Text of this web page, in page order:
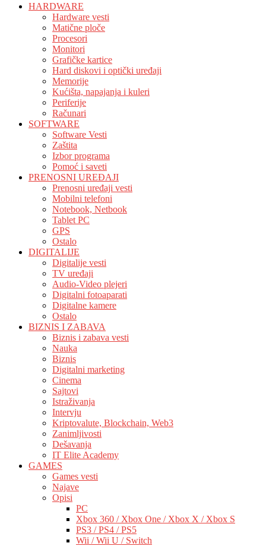
HARDWARE
Hardware vesti
Matične ploče
Procesori
Monitori
Grafičke kartice
Hard diskovi i optički uređaji
Memorije
Kućišta, napajanja i kuleri
Periferije
Računari
SOFTWARE
Software Vesti
Zaštita
Izbor programa
Pomoć i saveti
PRENOSNI UREĐAJI
Prenosni uređaji vesti
Mobilni telefoni
Notebook, Netbook
Tablet PC
GPS
Ostalo
DIGITALIJE
Digitalije vesti
TV uređaji
Audio-Video plejeri
Digitalni fotoaparati
Digitalne kamere
Ostalo
BIZNIS I ZABAVA
Biznis i zabava vesti
Nauka
Biznis
Digitalni marketing
Cinema
Sajtovi
Istraživanja
Intervju
Kriptovalute, Blockchain, Web3
Zanimljivosti
Dešavanja
IT Elite Academy
GAMES
Games vesti
Najave
Opisi
PC
Xbox 360 / Xbox One / Xbox X / Xbox S
PS3 / PS4 / PS5
Wii / Wii U / Switch